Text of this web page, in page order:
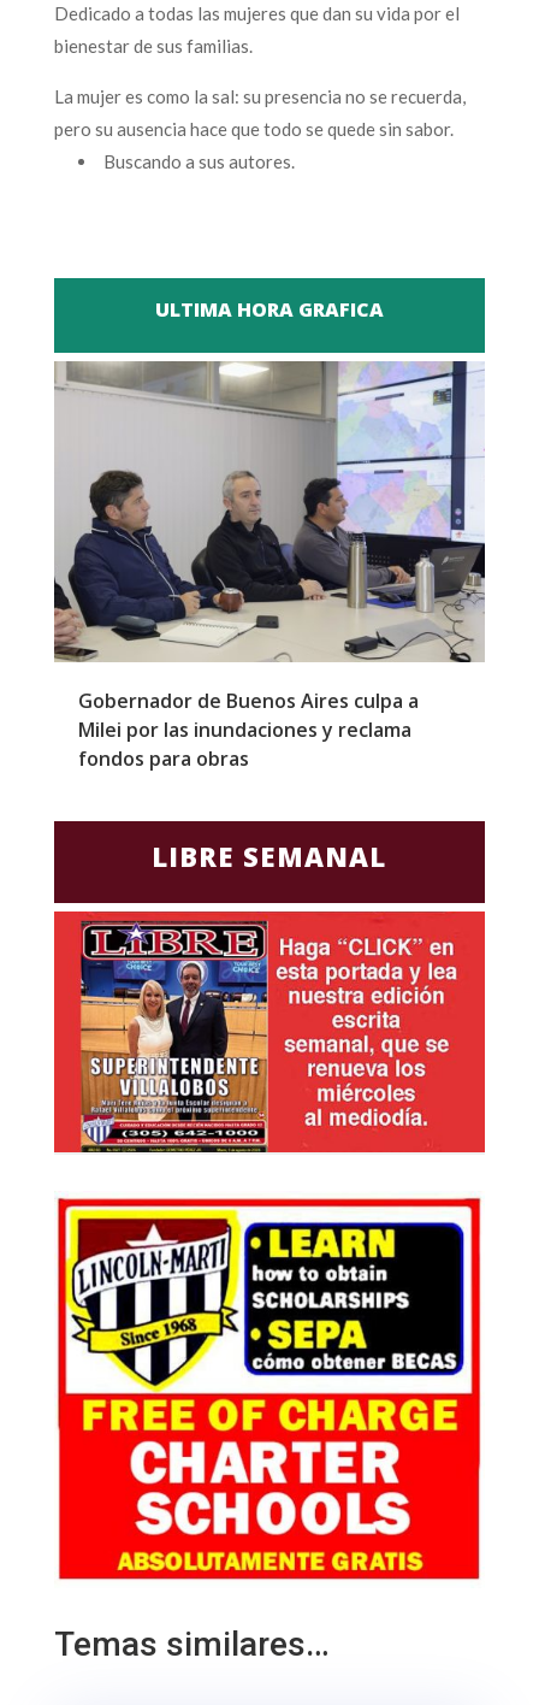
Dedicado a todas las mujeres que dan su vida por el
bienestar de sus familias.
La mujer es como la sal: su presencia no se recuerda,
pero su ausencia hace que todo se quede sin sabor.
Buscando a sus autores.
ULTIMA HORA GRAFICA
Gobernador de Buenos Aires culpa a
Milei por las inundaciones y reclama
fondos para obras
LIBRE SEMANAL
Temas similares…